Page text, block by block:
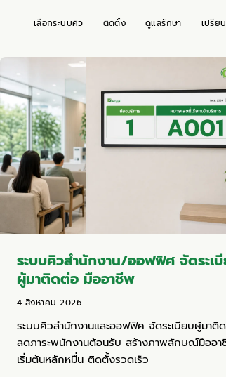
เลือกระบบคิว ติดตั้ง ดูแลรักษา เปรีย
ระบบคิวสำนักงาน/ออฟฟิศ จัดระเ
ผู้มาติดต่อ มืออาชีพ
4 สิงหาคม 2026
ระบบคิวสำนักงานและออฟฟิศ จัดระเบียบผู้มาติ
ลดภาระพนักงานต้อนรับ สร้างภาพลักษณ์มืออา
เริ่มต้นหลักหมื่น ติดตั้งรวดเร็ว